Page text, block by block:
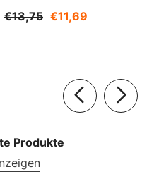
€13,75 €11,69
Produkte